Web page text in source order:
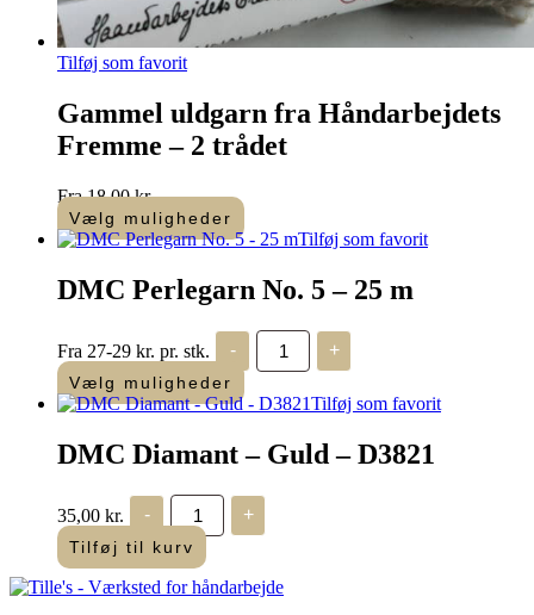
Tilføj som favorit
Gammel uldgarn fra Håndarbejdets
Fremme – 2 trådet
Fra18,00kr.
Vælg muligheder
Dette
har
flere
Mulighederne
kan
vælges
på
Tilføj som favorit
DMC Perlegarn No. 5 – 25 m
Fra 27-29 kr. pr. stk. -
DMC
Perlegarn
No.
5
-
m
+
Vælg muligheder
Tilføj som favorit
DMC Diamant – Guld – D3821
35,00 kr. -
DMC
Diamant
-
Guld
-
D3821
+
Tilføj til kurv